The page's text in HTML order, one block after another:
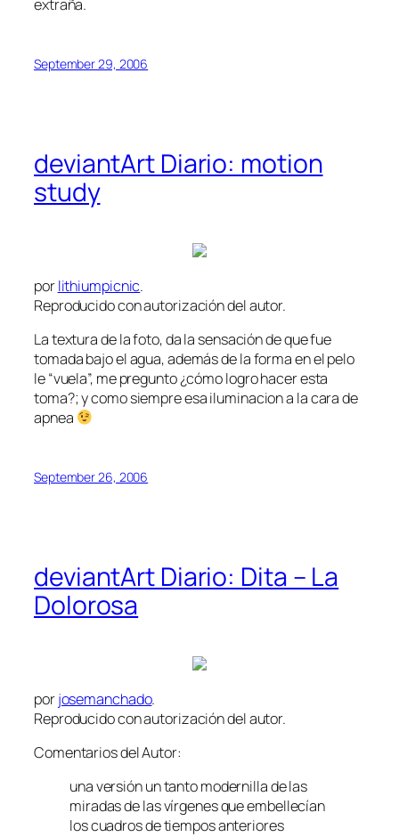
extraña.
September 29, 2006
deviantArt Diario: motion
study
porlithiumpicnic.
Reproducido con autorización del autor.
La textura de la foto, da la sensación de que fue
tomada bajo el agua, además de la forma en el pelo
le “vuela”, me pregunto ¿cómo logro hacer esta
toma?; y como siempre esa iluminacion a la cara de
apnea
September 26, 2006
deviantArt Diario: Dita – La
Dolorosa
porjosemanchado.
Reproducido con autorización del autor.
Comentarios del Autor:
una versión un tanto modernilla de las
miradas de las vírgenes que embellecían
los cuadros de tiempos anteriores